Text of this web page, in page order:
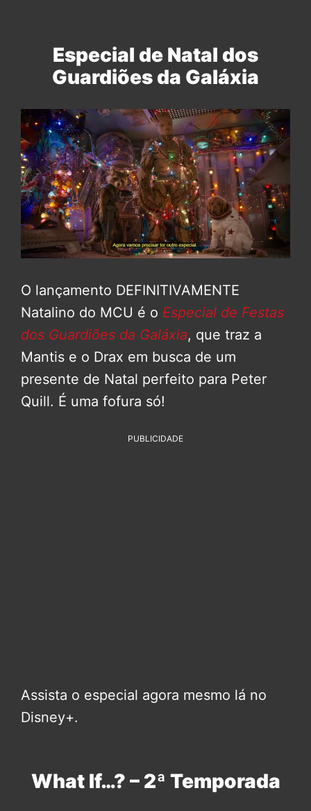
Especial de Natal dos
Guardiões da Galáxia
O lançamento DEFINITIVAMENTE
Natalino do MCU é o Especial de Festas
dos Guardiões da Galáxia, que traz a
Mantis e o Drax em busca de um
presente de Natal perfeito para Peter
Quill. É uma fofura só!
PUBLICIDADE
Assista o especial agora mesmo lá no
Disney+.
What If…? – 2ª Temporada